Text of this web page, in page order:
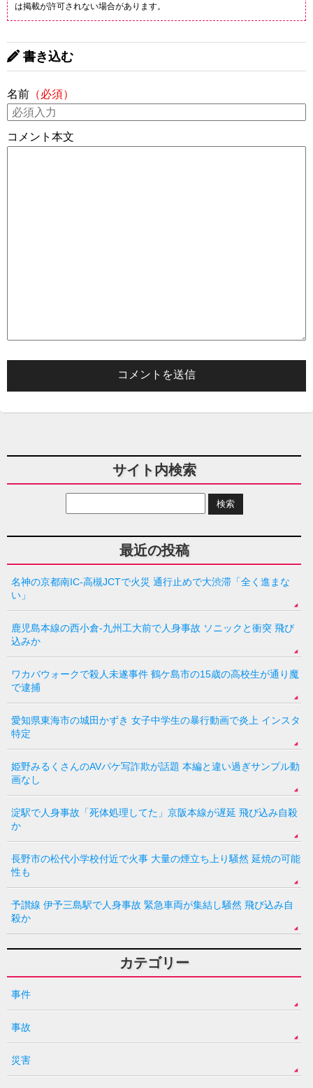
は掲載が許可されない場合があります。
書き込む
名前 （必須）
コメント本文
サイト内検索
最近の投稿
名神の京都南IC-高槻JCTで火災 通行止めで大渋滞「全く進まな
い」
鹿児島本線の西小倉-九州工大前で人身事故 ソニックと衝突 飛び
込みか
ワカバウォークで殺人未遂事件 鶴ケ島市の15歳の高校生が通り魔
で逮捕
愛知県東海市の城田かずき 女子中学生の暴行動画で炎上 インスタ
特定
姫野みるくさんのAVパケ写詐欺が話題 本編と違い過ぎサンプル動
画なし
淀駅で人身事故「死体処理してた」京阪本線が遅延 飛び込み自殺
か
長野市の松代小学校付近で火事 大量の煙立ち上り騒然 延焼の可能
性も
予讃線 伊予三島駅で人身事故 緊急車両が集結し騒然 飛び込み自
殺か
カテゴリー
事件
事故
災害